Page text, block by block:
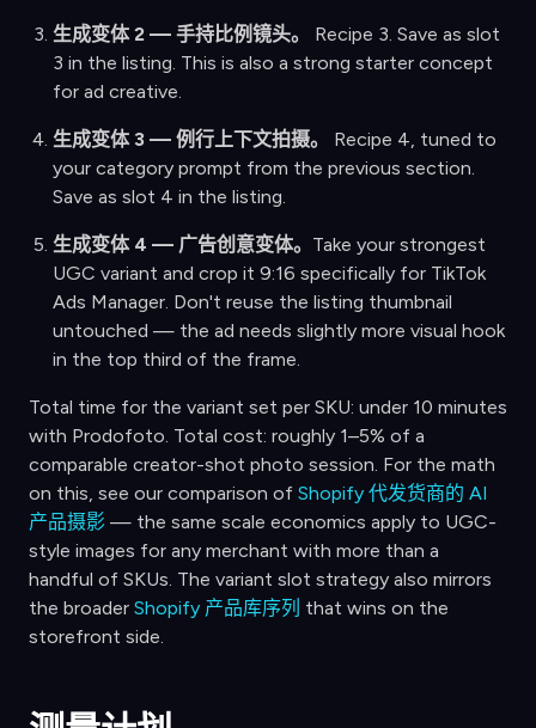
生成变体 2 — 手持比例镜头。
Recipe 3. Save as slot
3 in the listing. This is also a strong starter concept
for ad creative.
生成变体 3 — 例行上下文拍摄。
Recipe 4, tuned to
your category prompt from the previous section.
Save as slot 4 in the listing.
生成变体 4 — 广告创意变体。 Take your strongest
UGC variant and crop it 9:16 specifically for TikTok
Ads Manager. Don't reuse the listing thumbnail
untouched — the ad needs slightly more visual hook
in the top third of the frame.
Total time for the variant set per SKU: under 10 minutes
with Prodofoto. Total cost: roughly 1–5% of a
comparable creator-shot photo session. For the math
on this, see our comparison of Shopify 代发货商的 AI
产品摄影 — the same scale economics apply to UGC-
style images for any merchant with more than a
handful of SKUs. The variant slot strategy also mirrors
the broader Shopify 产品库序列 that wins on the
storefront side.